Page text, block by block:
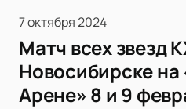
7 октября 2024
Матч всех звезд
Новосибирске
Арене» 8 и 9